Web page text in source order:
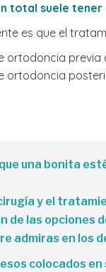
total suele
es que el
ortodoncia
ortodoncia
una bonita
y el
de las opciones
admiras en los
colocados